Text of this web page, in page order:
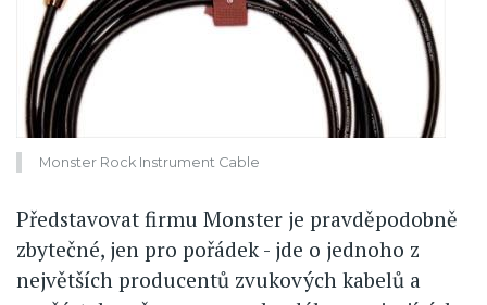
Monster Rock Instrument Cable
Představovat firmu Monster je pravděpodobně
zbytečné, jen pro pořádek - jde o jednoho z
největších producentů zvukových kabelů a